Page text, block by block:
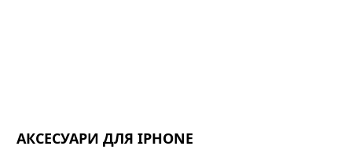
АКСЕСУАРИ ДЛЯ IPHONE